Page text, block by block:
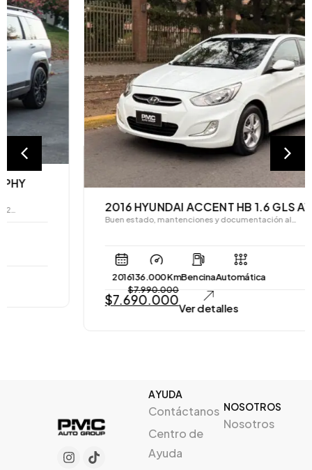
2016 HYUNDAI ACCENT HB 1.6 GLS AT
Buen estado, mantenciones y documentación al…
BencinaAutomática
7.690.000
Ver detalles
AYUDA
Contáctanos
Centro de
Ayuda
NOSOTROS
Nosotros